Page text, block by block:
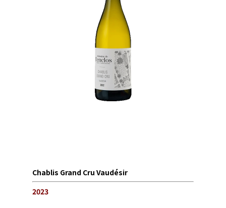
Chablis Grand Cru Vaudésir
2023